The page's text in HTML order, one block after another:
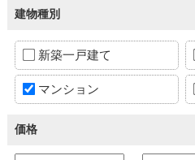
建物種別
新築一戸建て
マンション
価格